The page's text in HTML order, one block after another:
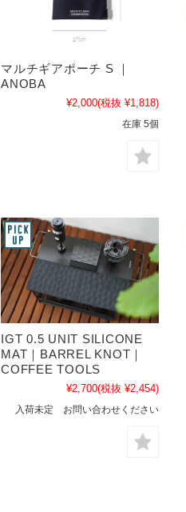
マルチギアポーチ S ｜
ANOBA
¥2,000(税抜 ¥1,818)
在庫 5個
IGT 0.5 UNIT SILICONE
MAT｜BARREL KNOT｜
COFFEE TOOLS
¥2,700(税抜 ¥2,454)
入荷未定 お問い合わせください